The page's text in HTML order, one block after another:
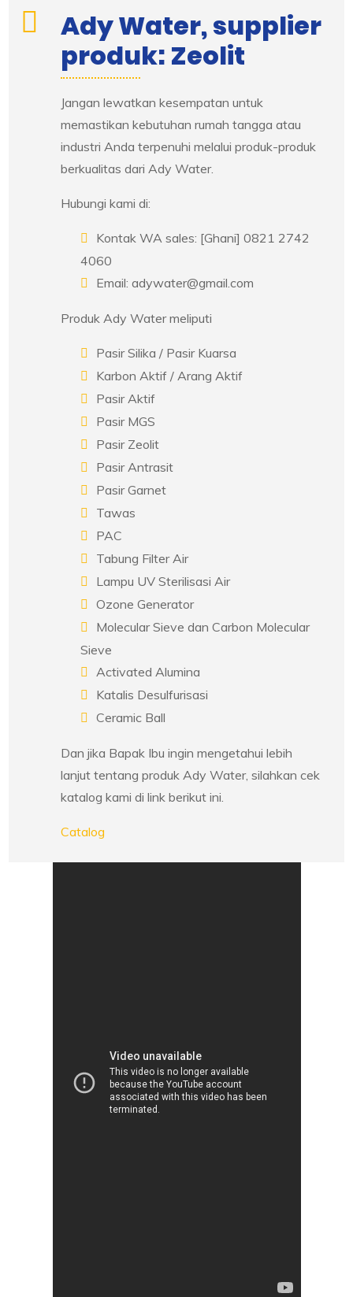
Ady Water, supplier
produk: Zeolit
Jangan lewatkan kesempatan untuk
memastikan kebutuhan rumah tangga atau
industri Anda terpenuhi melalui produk-produk
berkualitas dari Ady Water.
Hubungi kami di:
Kontak WA sales: [Ghani] 0821 2742
4060
Email: adywater@gmail.com
Produk Ady Water meliputi
Pasir Silika / Pasir Kuarsa
Karbon Aktif / Arang Aktif
Pasir Aktif
Pasir MGS
Pasir Zeolit
Pasir Antrasit
Pasir Garnet
Tawas
PAC
Tabung Filter Air
Lampu UV Sterilisasi Air
Ozone Generator
Molecular Sieve dan Carbon Molecular
Sieve
Activated Alumina
Katalis Desulfurisasi
Ceramic Ball
Dan jika Bapak Ibu ingin mengetahui lebih
lanjut tentang produk Ady Water, silahkan cek
katalog kami di link berikut ini.
Catalog